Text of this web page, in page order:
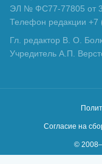
ЭЛ № ФС77-77805 от
Телефон редакции +7
Гл. редактор В. О.
Учредитель А.П.
Согласие на
©